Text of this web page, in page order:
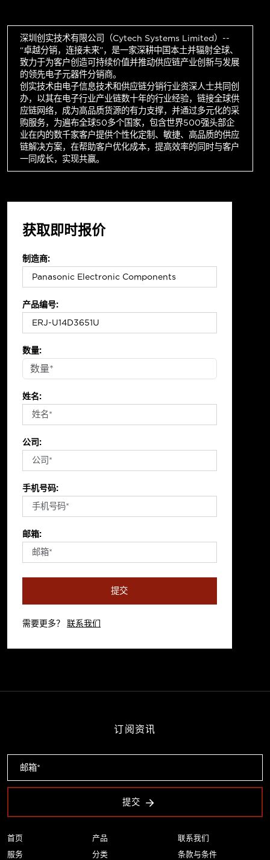
深圳创实技术有限公司（Cytech Systems Limited）--
“卓越分销，连接未来”，是一家深耕中国本土并辐射全球、
致力于为客户创造可持续价值并推动供应链产业创新与发展
的领先电子元器件分销商。
创实技术由电子信息技术和供应链分销行业资深人士共同创
办，以其在电子行业产业链数十年的行业经验，链接全球供
应链网络，成为高品质货源的有力支撑，并通过多元化的采
购服务，为遍布全球50多个国家，包含世界500强头部企
业在内的数千家客户提供个性化定制、敏捷、高品质的供应
链解决方案，在帮助客户优化成本，提高效率的同时与客户
一同成长，实现共赢。
获取即时报价
制造商:
产品编号:
数量:
姓名:
公司:
手机号码:
邮箱:
提交
需要更多？ 联系我们
首页
服务
产品
分类
联系我们
条款与条件
订阅资讯
提交